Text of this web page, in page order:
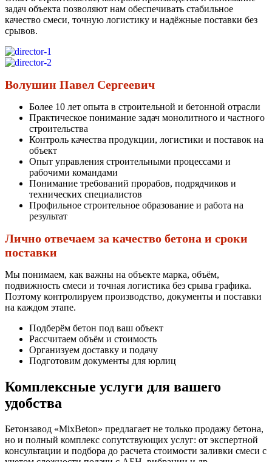
задач объекта позволяют нам обеспечивать стабильное
качество смеси, точную логистику и надёжные поставки без
срывов.
Волушин Павел Сергеевич
Более 10 лет опыта в строительной и бетонной отрасли
Практическое понимание задач монолитного и частного
строительства
Контроль качества продукции, логистики и поставок на
объект
Опыт управления строительными процессами и
рабочими командами
Понимание требований прорабов, подрядчиков и
технических специалистов
Профильное строительное образование и работа на
результат
Лично отвечаем за качество бетона и сроки
поставки
Мы понимаем, как важны на объекте марка, объём,
подвижность смеси и точная логистика без срыва графика.
Поэтому контролируем производство, документы и поставки
на каждом этапе.
Подберём бетон под ваш объект
Рассчитаем объём и стоимость
Организуем доставку и подачу
Подготовим документы для юрлиц
Комплексные услуги для вашего
удобства
Бетонзавод «MixBeton» предлагает не только продажу бетона,
но и полный комплекс сопутствующих услуг: от экспертной
консультации и подбора до расчета стоимости заливки смеси с